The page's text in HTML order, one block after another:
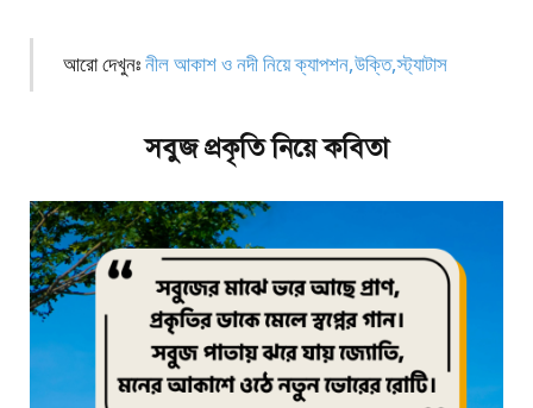
আরো দেখুনঃনীল আকাশ ও নদী নিয়ে ক্যাপশন,উক্তি,স্ট্যাটাস
সবুজ প্রকৃতি নিয়ে কবিতা